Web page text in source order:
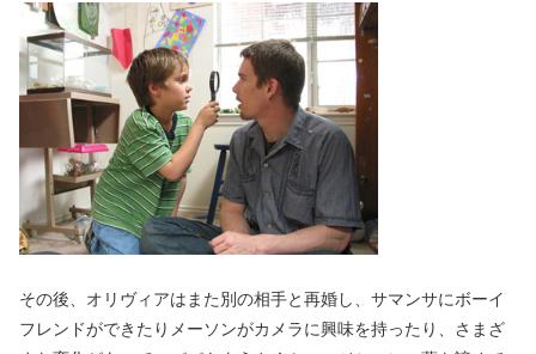
その後、オリヴィアはまた別の相手と再婚し、サマンサにボーイ
フレンドができたりメーソンがカメラに興味を持ったり、さまざ